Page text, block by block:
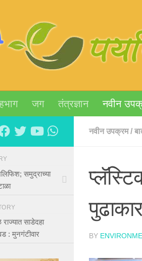
जग तंत्रज्ञान नवीन
नवीन उपक्रम /
BY
समुद्राच्या
राज्यात साडेदहा
: मुनगंटीवार